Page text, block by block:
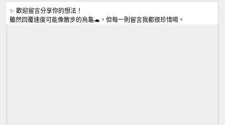
✨ 歡迎留言分享你的想法！
雖然回覆速度可能像散步的烏龜🐢，但每一則留言我都很珍惜唷。